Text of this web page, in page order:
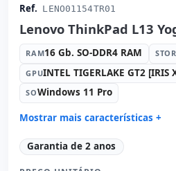
Ref. LENO01154TR01
Lenovo ThinkPad L13
RAM16 Gb. SO-DDR4 RAM
GPUINTEL TIGERLAKE GT2 [IRIS
SOWindows 11 Pro
Mostrar mais características +
Connectivity: WIFI · Bluetooth
Processador: Intel Core i7
Garantia de 2 anos